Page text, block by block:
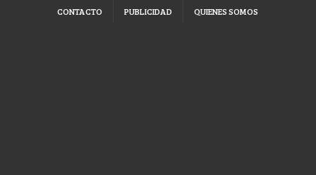
CONTACTO PUBLICIDAD QUIENES SOMOS